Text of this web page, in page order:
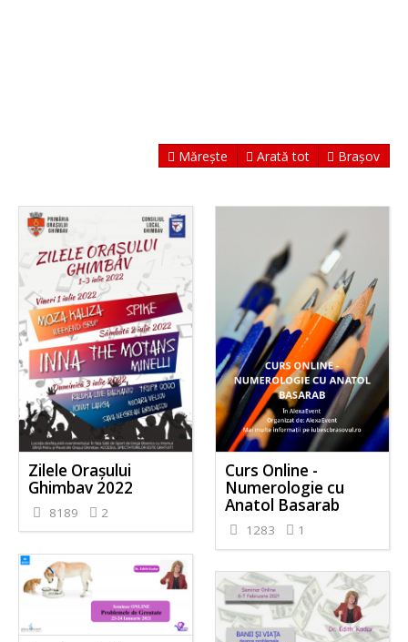
Mărește Arată tot Brașov
Zilele Orașului
Ghimbav 2022
8189 2
Curs Online -
Numerologie cu
Anatol Basarab
1283 1